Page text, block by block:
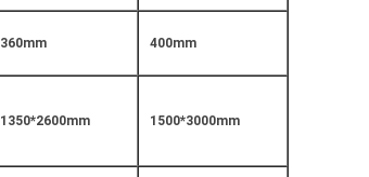
360mm 400mm
1350*2600mm 1500*3000mm